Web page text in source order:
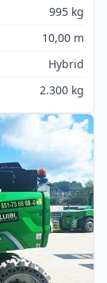
995 kg
10,00 m
Hybrid
2.300 kg